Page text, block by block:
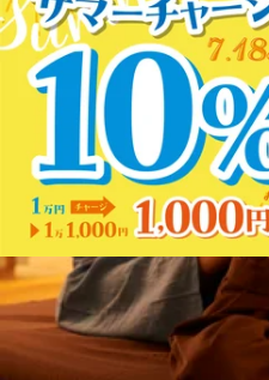
ン、酵素、免疫細胞など、身
養素であり、「体調管理」「
んぱく質が慢性的に不足する
め、美容・筋肉・代謝・メン
て」られていきます。特に40
ク質不足は「老化のスピード
要因になります。成人が1日
男性が約65g、女性が約50g
豆腐）、乳製品を朝・昼・
のが効果的です！8月3日(月)
NO.1 リラク系タイ古式90分
00～ご案内可能です！お電話
談ができます！施術中ですと
ざいますので留守番電話に
です。スタッフ一同、心よ
背骨を動かすストレッ
こんにちは！！ Thai Stretch
て、今月も残り4日！ラスト
い方も多いのではないでしょ
コースもご用意しています。
ュされに来てくださいね
可能です！ お電話ですとより詳細なお時間のご相談ができ
ます！ 施術中ですと、すぐ
すので留守番電話にメッセー
す。 本日は背骨を動かすスト
★特に「胸椎」の動きを出す
ートネックの改善にも役立
ドの上で行なってから動き出
2026.07.28
湯船に浸かりましょう！
こんにちは！！Thai Stretch
るような暑さが続き、夜も
入浴で、自然な眠りを誘う
ることで、体の深部体温がス
につながります 。ぜひ、夏
に浸かりましょうね！7月27
はお試し リラク系タイ古式
2026.07.27
明日は！
こんにちは！！Thai Stretch